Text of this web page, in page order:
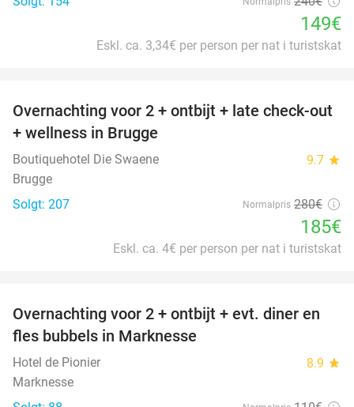
149€
Eskl. ca. 3,34€ per person per nat i turistskat
34%
Overnachting voor 2 + ontbijt + late check-out
+ wellness in Brugge
Boutiquehotel Die Swaene 9.7 star
Brugge
Solgt: 207
Normalpris 280€
185€
Eskl. ca. 4€ per person per nat i turistskat
37%
Overnachting voor 2 + ontbijt + evt. diner en
fles bubbels in Marknesse
Hotel de Pionier 8.9 star
Marknesse